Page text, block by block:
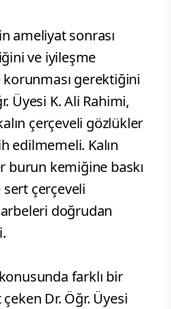
ameliyat sonrası
ve iyileşme
gerektiğini
Üyesi K. Ali Rahimi,
çerçeveli gözlükler
edilmemeli. Kalın
burun kemiğine baskı
çerçeveli
doğrudan
farklı bir
Dr. Öğr. Üyesi